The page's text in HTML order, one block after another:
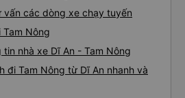
vấn các dòng xe chạy tuyến
Nông
nhà xe Dĩ An - Tam Nông
đi Tam Nông từ Dĩ An nhanh và